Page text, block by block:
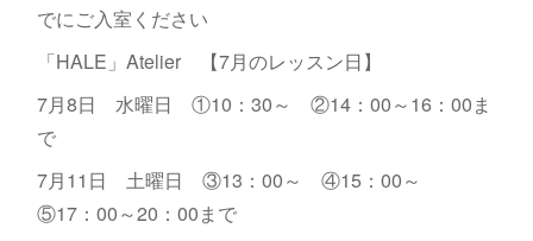
でにご入室ください
「HALE」Atelier 【7月のレッスン日】
7月8日 水曜日 ①10：30～ ②14：00～16：00ま
で
7月11日 土曜日 ③13：00～ ④15：00～
⑤17：00～20：00まで